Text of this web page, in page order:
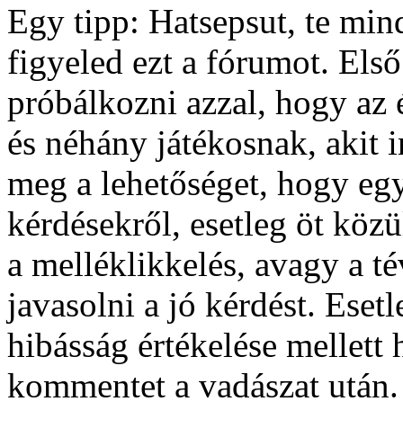
Egy tipp: Hatsepsut, te
figyeled ezt a fórumot.
próbálkozni azzal, hogy
és néhány játékosnak,
meg a lehetőséget, hogy
kérdésekről, esetleg öt
a melléklikkelés, avagy a
javasolni a jó kérdést.
hibásság értékelése
kommentet a vadászat után.